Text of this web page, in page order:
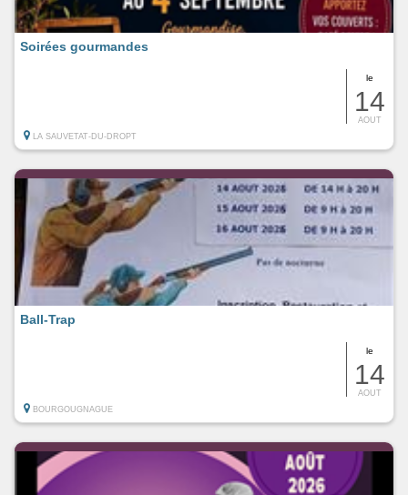
le
14
AOUT
Soirées gourmandes
LA SAUVETAT-DU-DROPT
le
14
AOUT
Ball-Trap
BOURGOUGNAGUE